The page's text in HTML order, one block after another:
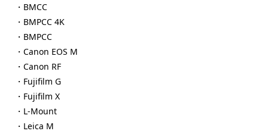
・BMCC
・BMPCC 4K
・BMPCC
・Canon EOS M
・Canon RF
・Fujifilm G
・Fujifilm X
・L-Mount
・Leica M